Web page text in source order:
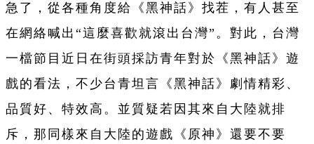
急了，從各種角度給《黑神話》找茬，有人甚至
在網絡喊出“這麼喜歡就滾出台灣”。對此，台灣
一檔節目近日在街頭採訪青年對於《黑神話》遊
戲的看法，不少台青坦言《黑神話》劇情精彩、
品質好、特效高。並質疑若因其來自大陸就排
斥，那同樣來自大陸的遊戲《原神》還要不要